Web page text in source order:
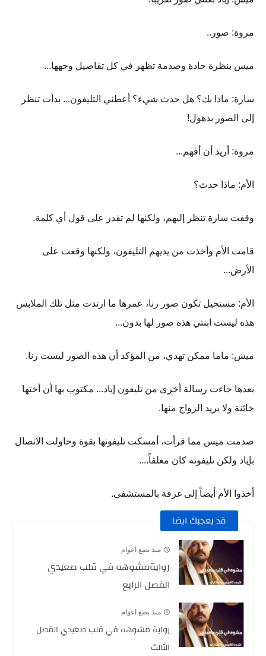
مروة: صور..
ميس بنظرة حادة وصدمة تظهر في كل تفاصيل وجهها...
سارة: ماذا بك؟ هل حدث شيء؟ أعطني التليفون... بدأت تنظر
إلى الصور بذهول!
مروة: أريد أن أفهم...
الأم: ماذا حدث؟
وقفت سارة تنظر إليهم، ولكنها لم تقدر على قول أي كلمة.
قامت الأم وأخذت من يديهم التليفون، ولكنها وقعت على
الأرض...
الأم: مستحيل تكون صور رنا، عمرها ما ارتدت مثل تلك الملابس
هذه ليست ابنتي هذه صور لها بدون...
ميس: ماما ممكن تهدي، من المؤكد أن هذه الصور ليست رنا.
بعدها جاءت رسالة أخرى من تليفون إياد... مكتوب بها أن أختها
خائنة ولا يريد الزواج منها.
صدمت ميس مما قرأت، أمسكت تليفونها بقوة وحاولت الاتصال
بإياد ولكن تليفونه كان مغلقاً....
أخذوا الأم أيضاً إلى غرفة بالمستشفى.
قد يعجبك ايضا
منذ بضع اعوام
روايةمشوهه في قلب صعيدي
الفصل الرابع
منذ بضع اعوام
رواية مشوهه في قلب صعيدي الفصل
الثالث